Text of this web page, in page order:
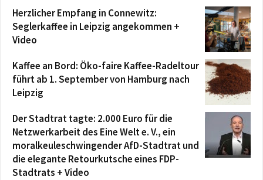
Herzlicher Empfang in Connewitz:
Seglerkaffee in Leipzig angekommen +
Video
Kaffee an Bord: Öko-faire Kaffee-Radeltour
führt ab 1. September von Hamburg nach
Leipzig
Der Stadtrat tagte: 2.000 Euro für die
Netzwerkarbeit des Eine Welt e. V., ein
moralkeuleschwingender AfD-Stadtrat und
die elegante Retourkutsche eines FDP-
Stadtrats + Video